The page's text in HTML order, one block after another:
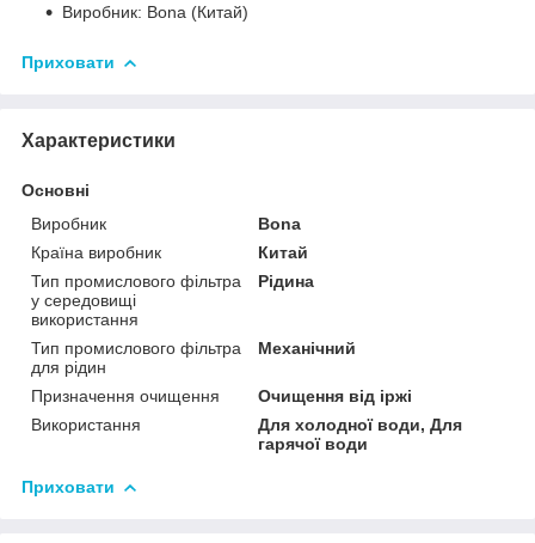
Виробник: Bona (Китай)
Приховати
Характеристики
Основні
Виробник
Bona
Країна виробник
Китай
Тип промислового фільтра
у середовищі
використання
Рідина
Тип промислового фільтра
для рідин
Механічний
Призначення очищення
Очищення від іржі
Використання
Для холодної води, Для
гарячої води
Приховати